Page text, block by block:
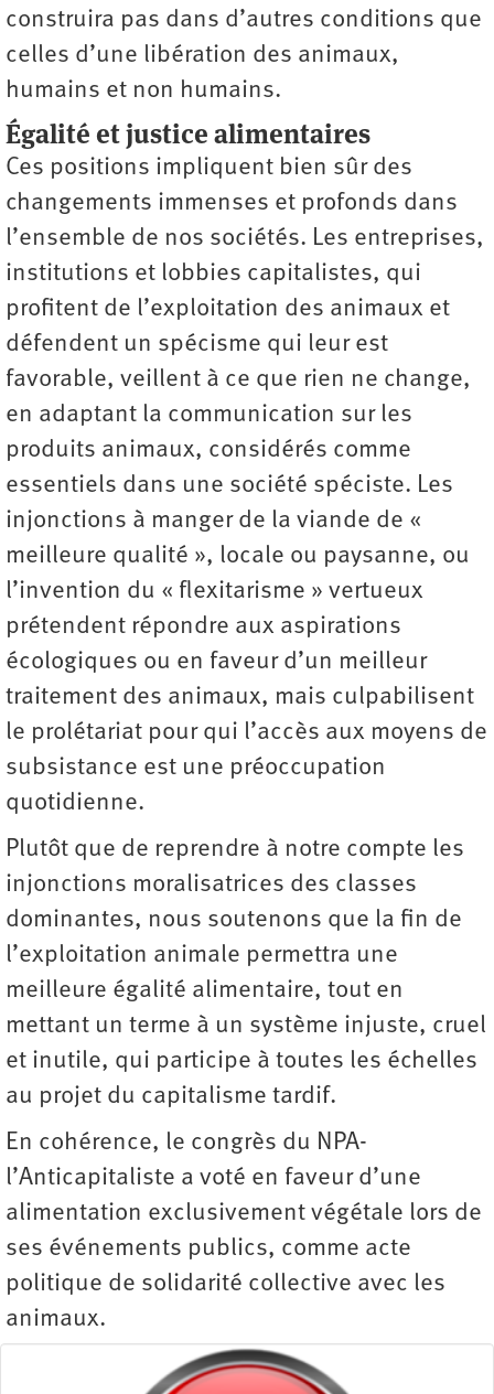
construira pas dans d’autres conditions que
celles d’une libération des animaux,
humains et non humains.
Égalité et justice alimentaires
Ces positions impliquent bien sûr des
changements immenses et profonds dans
l’ensemble de nos sociétés. Les entreprises,
institutions et lobbies capitalistes, qui
profitent de l’exploitation des animaux et
défendent un spécisme qui leur est
favorable, veillent à ce que rien ne change,
en adaptant la communication sur les
produits animaux, considérés comme
essentiels dans une société spéciste. Les
injonctions à manger de la viande de «
meilleure qualité », locale ou paysanne, ou
l’invention du « flexitarisme » vertueux
prétendent répondre aux aspirations
écologiques ou en faveur d’un meilleur
traitement des animaux, mais culpabilisent
le prolétariat pour qui l’accès aux moyens de
subsistance est une préoccupation
quotidienne.
Plutôt que de reprendre à notre compte les
injonctions moralisatrices des classes
dominantes, nous soutenons que la fin de
l’exploitation animale permettra une
meilleure égalité alimentaire, tout en
mettant un terme à un système injuste, cruel
et inutile, qui participe à toutes les échelles
au projet du capitalisme tardif.
En cohérence, le congrès du NPA-
l’Anticapitaliste a voté en faveur d’une
alimentation exclusivement végétale lors de
ses événements publics, comme acte
politique de solidarité collective avec les
animaux.